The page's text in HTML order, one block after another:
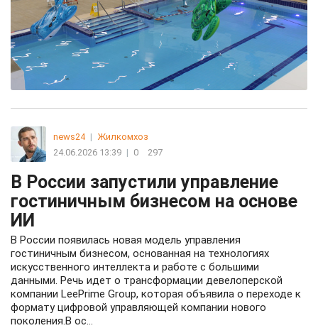
news24 | Жилкомхоз
24.06.2026 13:39 | 0 297
В России запустили управление
гостиничным бизнесом на основе
ИИ
В России появилась новая модель управления
гостиничным бизнесом, основанная на технологиях
искусственного интеллекта и работе с большими
данными. Речь идет о трансформации девелоперской
компании LeePrime Group, которая объявила о переходе к
формату цифровой управляющей компании нового
поколения.В ос...